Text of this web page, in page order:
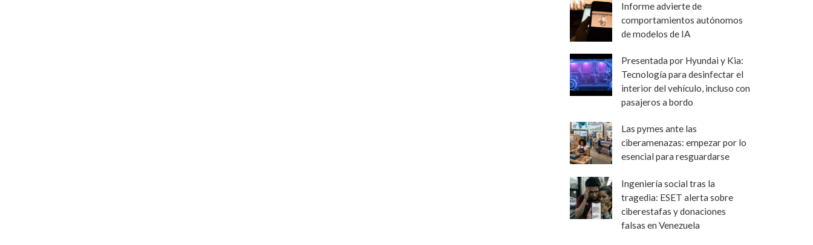
Informe advierte de
comportamientos autónomos
de modelos de IA
Presentada por Hyundai y Kia:
Tecnología para desinfectar el
interior del vehículo, incluso con
pasajeros a bordo
Las pymes ante las
ciberamenazas: empezar por lo
esencial para resguardarse
Ingeniería social tras la
tragedia: ESET alerta sobre
ciberestafas y donaciones
falsas en Venezuela